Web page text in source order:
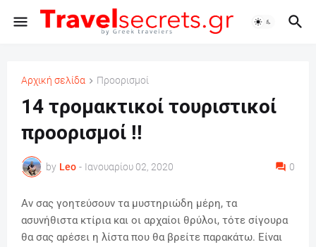
Αρχική σελίδα Προορισμοί
14 τρομακτικοί τουριστικοί
προορισμοί !!
by Leo - Ιανουαρίου 02, 2020 0
Αν σας γοητεύσουν τα μυστηριώδη μέρη, τα
ασυνήθιστα κτίρια και οι αρχαίοι θρύλοι, τότε σίγουρα
θα σας αρέσει η λίστα που θα βρείτε παρακάτω. Είναι